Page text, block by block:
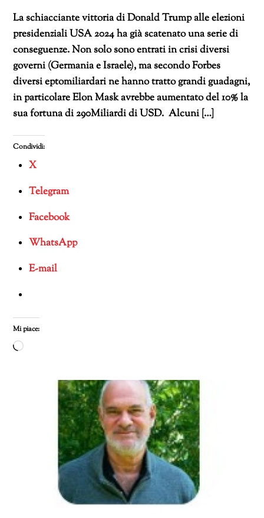
La schiacciante vittoria di Donald Trump alle elezioni
presidenziali USA 2024 ha già scatenato una serie di
conseguenze. Non solo sono entrati in crisi diversi
governi (Germania e Israele), ma secondo Forbes
diversi eptomiliardari ne hanno tratto grandi guadagni,
in particolare Elon Mask avrebbe aumentato del 10% la
sua fortuna di 290Miliardi di USD. Alcuni […]
Condividi:
X
Telegram
Facebook
WhatsApp
E-mail
Mi piace:
Caricamento